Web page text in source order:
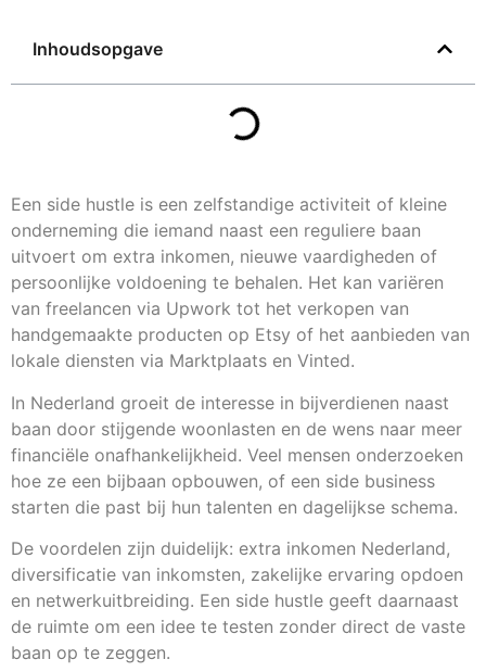
Inhoudsopgave
Een side hustle is een zelfstandige activiteit of kleine
onderneming die iemand naast een reguliere baan
uitvoert om extra inkomen, nieuwe vaardigheden of
persoonlijke voldoening te behalen. Het kan variëren
van freelancen via Upwork tot het verkopen van
handgemaakte producten op Etsy of het aanbieden van
lokale diensten via Marktplaats en Vinted.
In Nederland groeit de interesse in bijverdienen naast
baan door stijgende woonlasten en de wens naar meer
financiële onafhankelijkheid. Veel mensen onderzoeken
hoe ze een bijbaan opbouwen, of een side business
starten die past bij hun talenten en dagelijkse schema.
De voordelen zijn duidelijk: extra inkomen Nederland,
diversificatie van inkomsten, zakelijke ervaring opdoen
en netwerkuitbreiding. Een side hustle geeft daarnaast
de ruimte om een idee te testen zonder direct de vaste
baan op te zeggen.